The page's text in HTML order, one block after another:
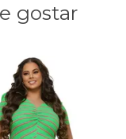
gostar